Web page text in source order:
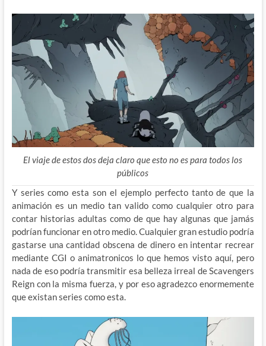
El viaje de estos dos deja claro que esto no es para todos los
públicos
Y series como esta son el ejemplo perfecto tanto de que la
animación es un medio tan valido como cualquier otro para
contar historias adultas como de que hay algunas que jamás
podrían funcionar en otro medio. Cualquier gran estudio podría
gastarse una cantidad obscena de dinero en intentar recrear
mediante CGI o animatronicos lo que hemos visto aquí, pero
nada de eso podría transmitir esa belleza irreal de Scavengers
Reign con la misma fuerza, y por eso agradezco enormemente
que existan series como esta.